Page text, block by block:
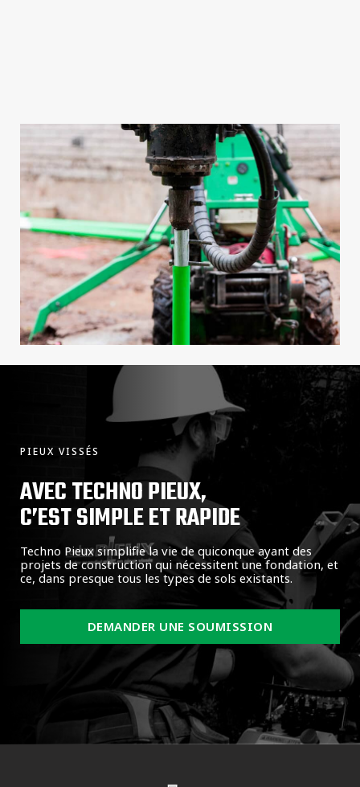
PIEUX VISSÉS
AVEC TECHNO PIEUX,
C’EST SIMPLE ET RAPIDE
Techno Pieux simplifie la vie de quiconque ayant des
projets de construction qui nécessitent une fondation, et
ce, dans presque tous les types de sols existants.
DEMANDER UNE SOUMISSION